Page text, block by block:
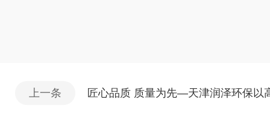
上一条 匠心品质 质量为先—天津润泽环保以